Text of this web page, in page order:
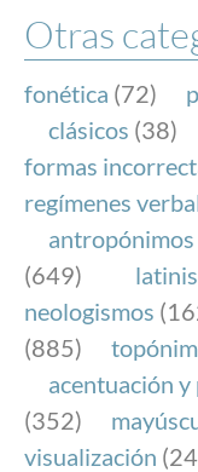
Otras
fonética (72)
clásicos (38)
formas
regímenes
antropónimos
(649)
neologismos
(885)
acentuación
(352)
visualización